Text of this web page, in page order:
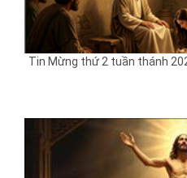
Tin Mừng thứ 2 tuần thánh